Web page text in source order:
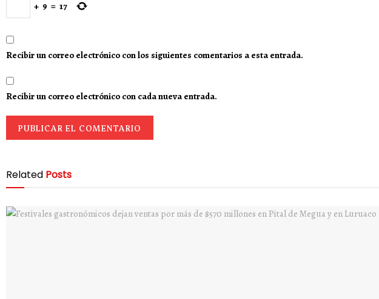
+ 9 = 17
Recibir un correo electrónico con los siguientes comentarios a esta entrada.
Recibir un correo electrónico con cada nueva entrada.
Related Posts